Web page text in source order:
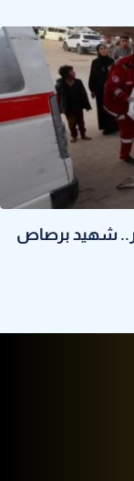
شهيد برصاص